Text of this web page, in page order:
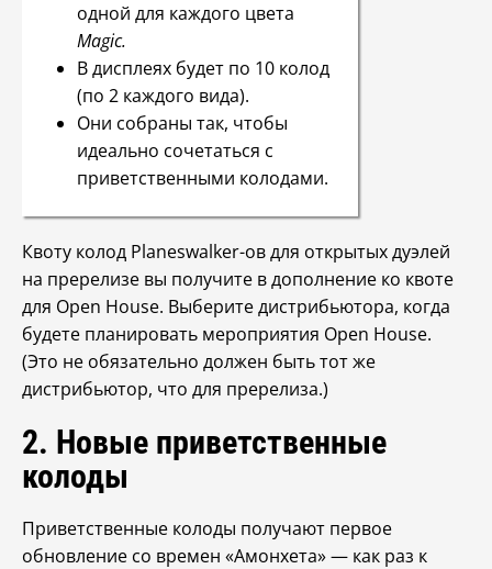
одной для каждого цвета
Magic.
В дисплеях будет по 10 колод
(по 2 каждого вида).
Они собраны так, чтобы
идеально сочетаться с
приветственными колодами.
Квоту колод Planeswalker-ов для открытых дуэлей
на пререлизе вы получите в дополнение ко квоте
для Open House. Выберите дистрибьютора, когда
будете планировать мероприятия Open House.
(Это не обязательно должен быть тот же
дистрибьютор, что для пререлиза.)
2. Новые приветственные
колоды
Приветственные колоды получают первое
обновление со времен «Амонхета» — как раз к